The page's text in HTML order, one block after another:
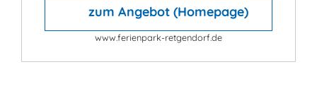
zum Angebot (Homepage)
www.ferienpark-retgendorf.de